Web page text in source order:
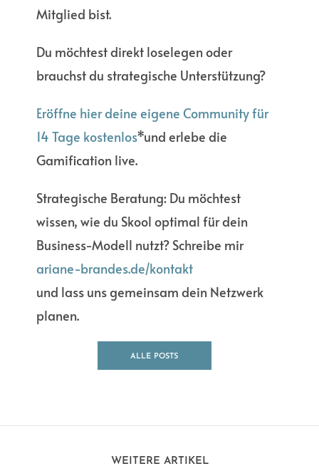
PHASEN-MODELL (2)
Community Building
Community Management
Mitglied bist.
Du möchtest direkt loselegen oder
brauchst du strategische Unterstützung?
Eröffne hier deine eigene Community für
14 Tage kostenlos*und erlebe die
Gamification live.
Strategische Beratung: Du möchtest
wissen, wie du Skool optimal für dein
Business-Modell nutzt? Schreibe mir
ariane-brandes.de/kontakt
und lass uns gemeinsam dein Netzwerk
planen.
ALLE POSTS
WEITERE ARTIKEL